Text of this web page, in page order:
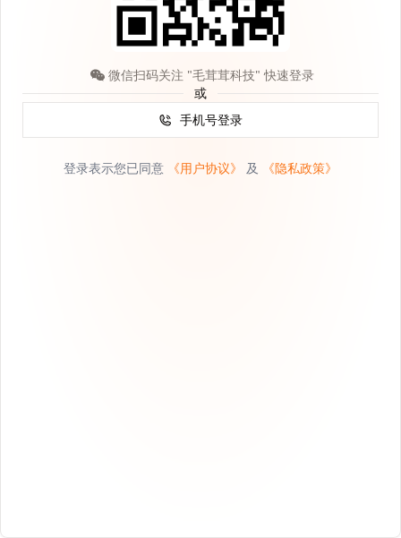
手机号登录
或
微信扫码关注 "毛茸茸科技" 快速登录
登录表示您已同意 《用户协议》 及 《隐私政策》